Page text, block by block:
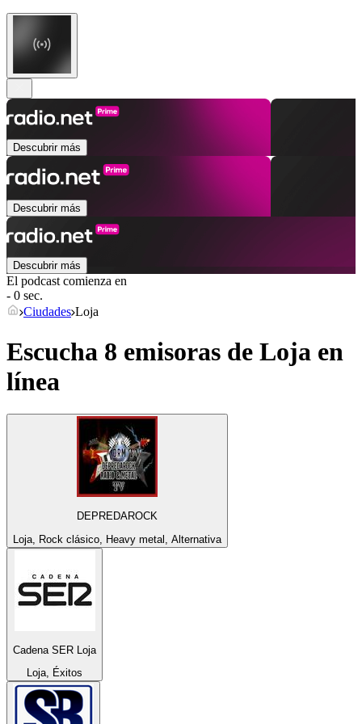
Descubrir más
Descubrir más
Descubrir más
El podcast comienza en
- 0 sec.
Ciudades Loja
Escucha 8 emisoras de Loja en
línea
DEPREDAROCK
Loja, Rock clásico, Heavy metal, Alternativa
Cadena SER Loja
Loja, Éxitos